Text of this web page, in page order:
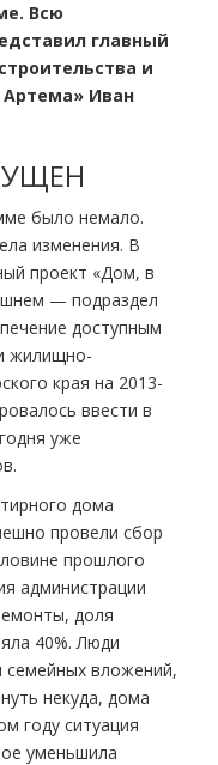
Всю
главный
и
Артема» Иван
было немало.
изменения. В
проект «Дом, в
— подраздел
доступным
жилищно-
края на 2013-
ввести в
уже
дома
провели сбор
прошлого
администрации
доля
40%. Люди
вложений,
некуда, дома
году ситуация
уменьшила